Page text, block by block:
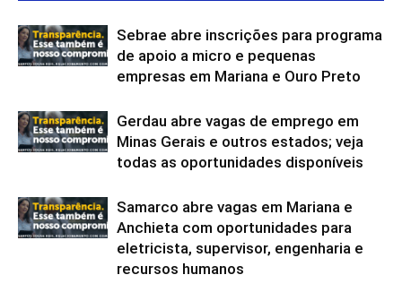
Sebrae abre inscrições para programa
de apoio a micro e pequenas
empresas em Mariana e Ouro Preto
Gerdau abre vagas de emprego em
Minas Gerais e outros estados; veja
todas as oportunidades disponíveis
Samarco abre vagas em Mariana e
Anchieta com oportunidades para
eletricista, supervisor, engenharia e
recursos humanos